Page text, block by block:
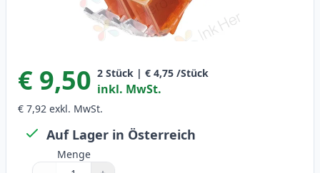
€ 9,50 2 Stück | € 4,75 /Stück
inkl. MwSt.
€ 7,92 exkl. MwSt.
Auf Lager in Österreich
Menge